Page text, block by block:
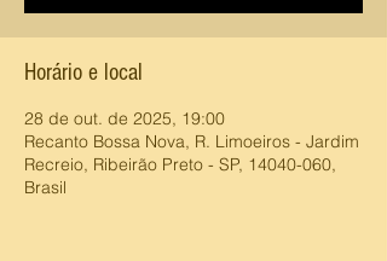
Horário e local
28 de out. de 2025, 19:00
Recanto Bossa Nova, R. Limoeiros - Jardim
Recreio, Ribeirão Preto - SP, 14040-060,
Brasil